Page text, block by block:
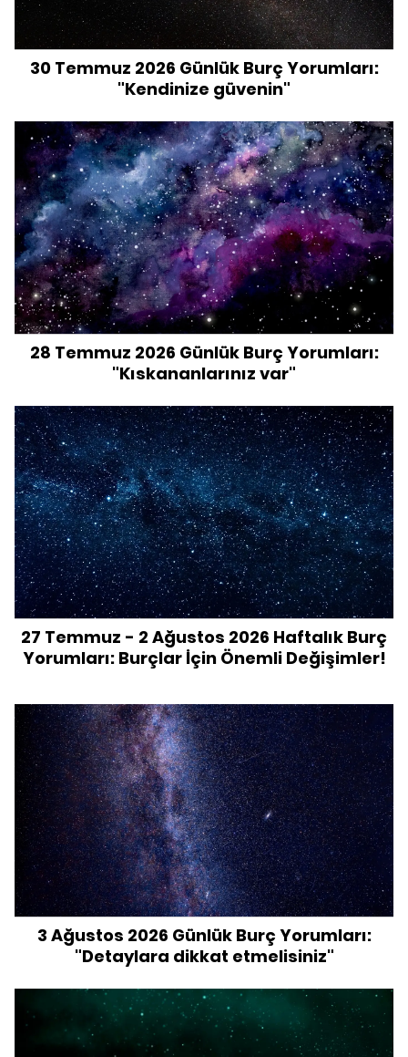
30 Temmuz 2026 Günlük Burç Yorumları:
"Kendinize güvenin"
28 Temmuz 2026 Günlük Burç Yorumları:
"Kıskananlarınız var"
27 Temmuz - 2 Ağustos 2026 Haftalık Burç
Yorumları: Burçlar İçin Önemli Değişimler!
3 Ağustos 2026 Günlük Burç Yorumları:
"Detaylara dikkat etmelisiniz"